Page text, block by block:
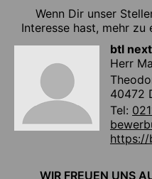
Wenn Dir unser
Interesse hast, mehr
btl
Herr
40472
Tel:
WIR FREUEN UNS